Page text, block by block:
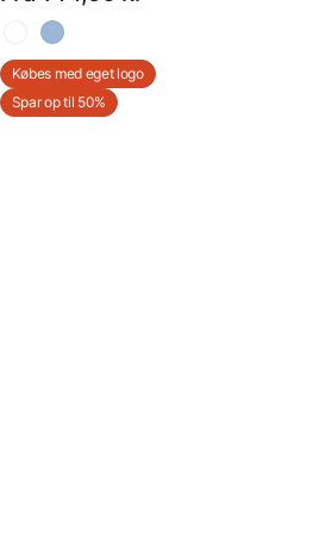
Med Eget Logo
Købes med eget logo
Spar op til 50%